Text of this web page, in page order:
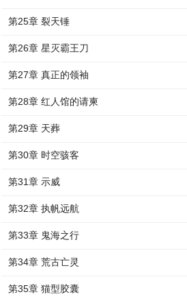
第25章 裂天锤
第26章 星灭霸王刀
第27章 真正的领袖
第28章 红人馆的请柬
第29章 天葬
第30章 时空骇客
第31章 示威
第32章 执帆远航
第33章 鬼海之行
第34章 荒古亡灵
第35章 猫型胶囊